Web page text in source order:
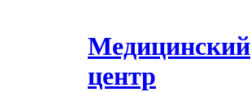
Медицинский
центр